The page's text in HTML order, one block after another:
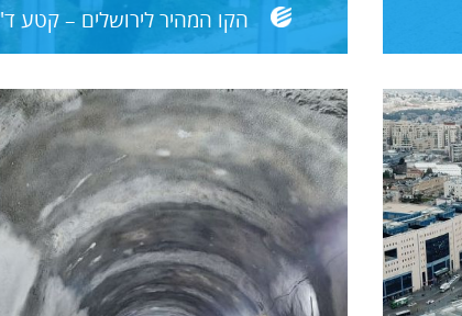
הקו המהיר לירושלים – קטע ד'